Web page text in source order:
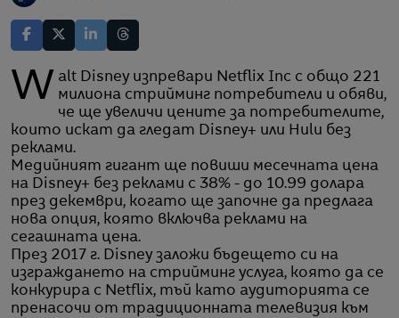
Walt Disney изпревари Netflix Inc с общо 221 милиона стрийминг потребители и обяви,
че ще увеличи цените за потребителите,
които искат да гледат Disney+ или Hulu без
реклами.
Медийният гигант ще повиши месечната цена
на Disney+ без реклами с 38% - до 10.99 долара
през декември, когато ще започне да предлага
нова опция, която включва реклами на
сегашната цена.
През 2017 г. Disney заложи бъдещето си на
изграждането на стрийминг услуга, която да се
конкурира с Netflix, тъй като аудиторията се
пренасочи от традиционната телевизия към